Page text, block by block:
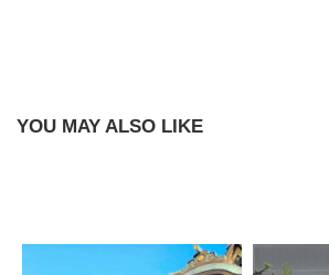
YOU MAY ALSO LIKE